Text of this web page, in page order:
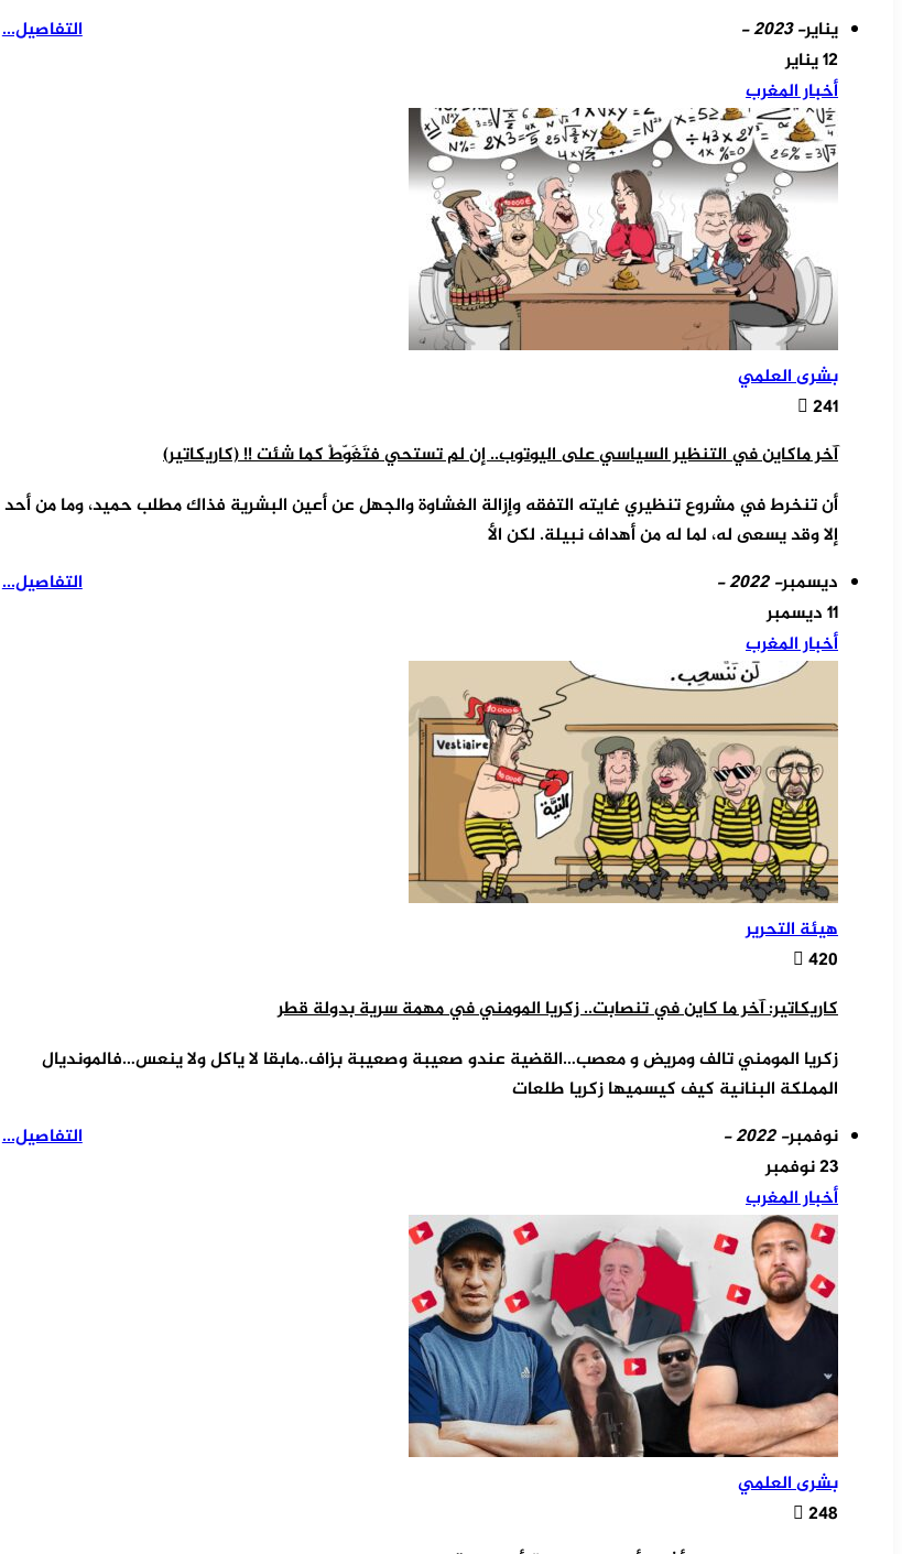
التفاصيل...
يناير- 2023 -
12 يناير
أخبار المغرب
بشرى العلمي
241
آخر ماكاين في التنظير السياسي على اليوتوب.. إن لم تستحي فتَغَوّطْ كما شئت !! (كاريكاتير)
أن تنخرط في مشروع تنظيري غايته التفقه وإزالة الغشاوة والجهل عن أعين البشرية فذاك مطلب حميد، وما من أحد
إلا وقد يسعى له، لما له من أهداف نبيلة. لكن الأ
التفاصيل...
ديسمبر- 2022 -
11 ديسمبر
أخبار المغرب
هيئة التحرير
420
كاريكاتير: آخر ما كاين في تنصابت.. زكريا المومني في مهمة سرية بدولة قطر
زكريا المومني تالف ومريض و معصب…القضية عندو صعيبة وصعيبة بزاف..مابقا لا ياكل ولا ينعس…فالمونديال
المملكة البنانية كيف كيسميها زكريا طلعات
التفاصيل...
نوفمبر- 2022 -
23 نوفمبر
أخبار المغرب
بشرى العلمي
248